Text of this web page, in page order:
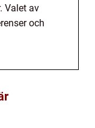
Valet av
och